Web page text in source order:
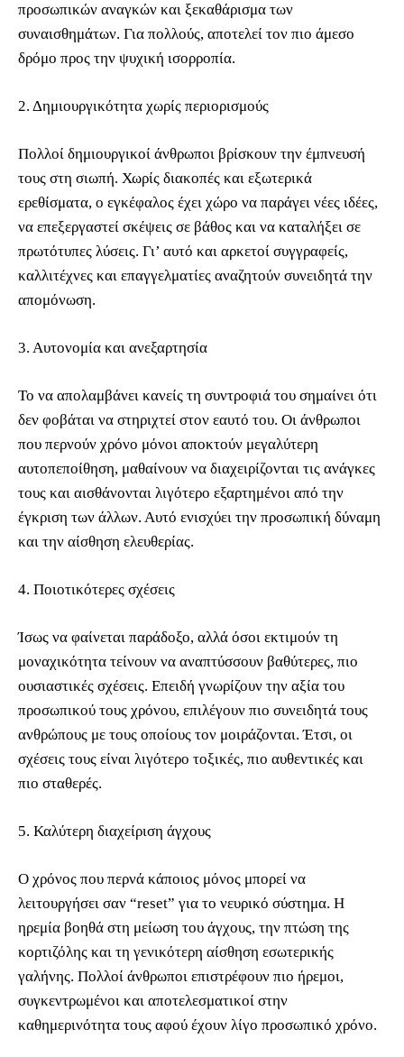
προσωπικών αναγκών και ξεκαθάρισμα των
συναισθημάτων. Για πολλούς, αποτελεί τον πιο άμεσο
δρόμο προς την ψυχική ισορροπία.
2. Δημιουργικότητα χωρίς περιορισμούς
Πολλοί δημιουργικοί άνθρωποι βρίσκουν την έμπνευσή
τους στη σιωπή. Χωρίς διακοπές και εξωτερικά
ερεθίσματα, ο εγκέφαλος έχει χώρο να παράγει νέες ιδέες,
να επεξεργαστεί σκέψεις σε βάθος και να καταλήξει σε
πρωτότυπες λύσεις. Γι’ αυτό και αρκετοί συγγραφείς,
καλλιτέχνες και επαγγελματίες αναζητούν συνειδητά την
απομόνωση.
3. Αυτονομία και ανεξαρτησία
Το να απολαμβάνει κανείς τη συντροφιά του σημαίνει ότι
δεν φοβάται να στηριχτεί στον εαυτό του. Οι άνθρωποι
που περνούν χρόνο μόνοι αποκτούν μεγαλύτερη
αυτοπεποίθηση, μαθαίνουν να διαχειρίζονται τις ανάγκες
τους και αισθάνονται λιγότερο εξαρτημένοι από την
έγκριση των άλλων. Αυτό ενισχύει την προσωπική δύναμη
και την αίσθηση ελευθερίας.
4. Ποιοτικότερες σχέσεις
Ίσως να φαίνεται παράδοξο, αλλά όσοι εκτιμούν τη
μοναχικότητα τείνουν να αναπτύσσουν βαθύτερες, πιο
ουσιαστικές σχέσεις. Επειδή γνωρίζουν την αξία του
προσωπικού τους χρόνου, επιλέγουν πιο συνειδητά τους
ανθρώπους με τους οποίους τον μοιράζονται. Έτσι, οι
σχέσεις τους είναι λιγότερο τοξικές, πιο αυθεντικές και
πιο σταθερές.
5. Καλύτερη διαχείριση άγχους
Ο χρόνος που περνά κάποιος μόνος μπορεί να
λειτουργήσει σαν “reset” για το νευρικό σύστημα. Η
ηρεμία βοηθά στη μείωση του άγχους, την πτώση της
κορτιζόλης και τη γενικότερη αίσθηση εσωτερικής
γαλήνης. Πολλοί άνθρωποι επιστρέφουν πιο ήρεμοι,
συγκεντρωμένοι και αποτελεσματικοί στην
καθημερινότητα τους αφού έχουν λίγο προσωπικό χρόνο.